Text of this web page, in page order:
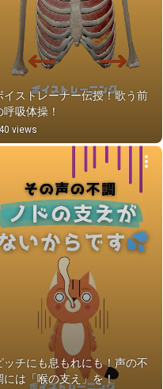
イストレーナー伝授！歌う前
呼吸体操！
views
ッチにも息もれにも！声の不
には「喉の支え」を！